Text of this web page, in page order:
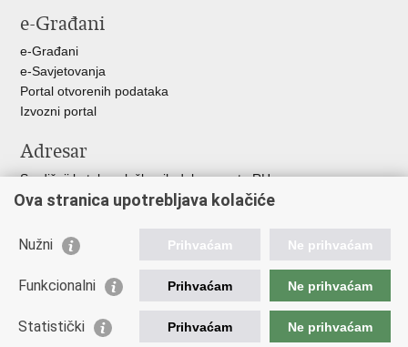
Facebooku
X-
e-Građani
e-Građani
e-Savjetovanja
Portal otvorenih podataka
Izvozni portal
Adresar
Središnji katalog službenih dokumenata RH
Adresar tijela javne vlasti
Popis dužnosnika u RH
Korisne poveznice
Hrvatski Sabor
Ova stranica upotrebljava kolačiće
Nužni Prihvaćam Ne prihvaćam
Funkcionalni Prihvaćam Ne prihvaćam
Statistički Prihvaćam Ne prihvaćam